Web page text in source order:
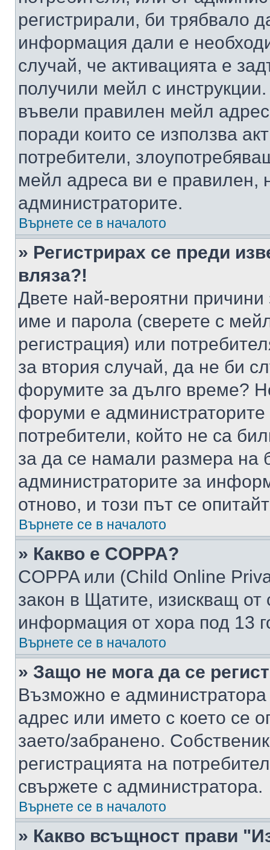
регистрирали, би трябвало
информация дали е
случай, че активацията е
получили мейл с
въвели правилен мейл
поради които се използва
потребители,
мейл адреса ви е правилен,
администраторите.
Върнете се в началото
» Регистрирах се преди
вляза?!
Двете най-вероятни
име и парола (сверете с
регистрация) или
за втория случай, да не би
форумите за дълго време?
форуми е администраторите
потребители, който не са
за да се намали размера на
администраторите за
отново, и този път се
Върнете се в началото
» Какво е COPPA?
COPPA или (Child Online
закон в Щатите, изискващ от
информация от хора под 13
Върнете се в началото
» Защо не мога да се
Възможно е
адрес или името с което се
заето/забранено.
регистрацията на
свържете с администратора.
Върнете се в началото
» Какво всъщност прави